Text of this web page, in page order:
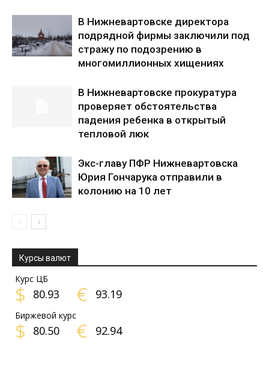
В Нижневартовске директора
подрядной фирмы заключили под
стражу по подозрению в
многомиллионных хищениях
В Нижневартовске прокуратура
проверяет обстоятельства
падения ребенка в открытый
тепловой люк
Экс-главу ПФР Нижневартовска
Юрия Гончарука отправили в
колонию на 10 лет
Курсы валют
Курс ЦБ
$ 80.93 € 93.19
Биржевой курс
$ 80.50 € 92.94